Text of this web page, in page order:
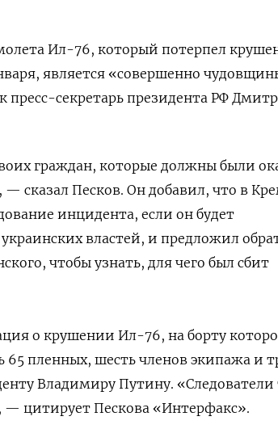
Ил-76, который потерпел
является «совершенно
пресс-секретарь президента РФ
граждан, которые должны были
— сказал Песков. Он добавил, что в
инцидента, если он будет
властей, и предложил
чтобы узнать, для чего был сбит
о крушении Ил-76, на борту
пленных, шесть членов экипажа и
Владимиру Путину. «Следователи
— цитирует Пескова «Интерфакс».